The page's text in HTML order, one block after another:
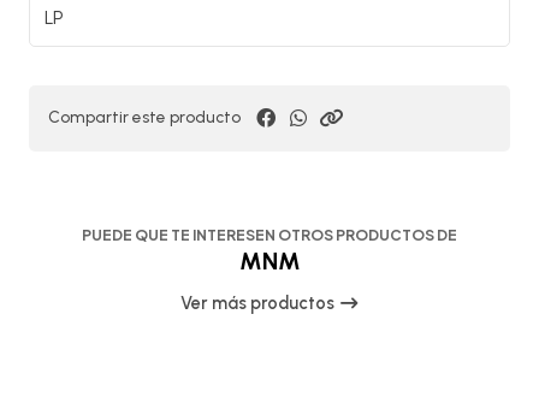
LP
Compartir este producto
PUEDE QUE TE INTERESEN OTROS PRODUCTOS DE
MNM
Ver más productos